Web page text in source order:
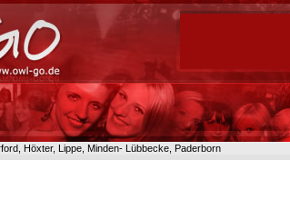
Höxter, Lippe, Minden- Lübbecke, Paderborn